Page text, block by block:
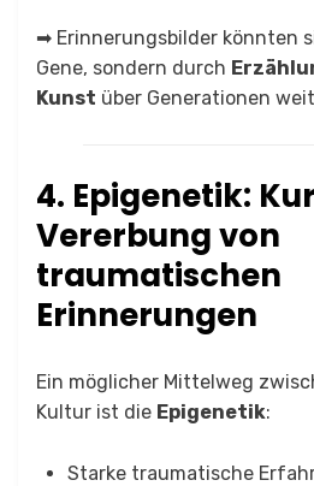
➡ Erinnerungsbilder könnten
Gene, sondern durch
Kunst über Generationen
4. Epigenetik:
Vererbung von
traumatischen
Erinnerungen
Ein möglicher Mittelweg
Kultur ist die Epigenetik:
Starke traumatische